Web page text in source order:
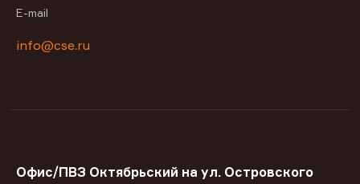
E-mail
info@cse.ru
Офис/ПВЗ Октябрьский на ул. Островского